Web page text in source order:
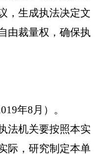
，生成执法决定文
由裁量权，确保执
年8月）。
机关要按照本实
际，研究制定本单